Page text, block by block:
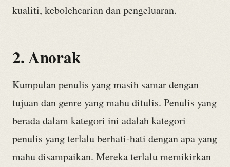
kualiti, kebolehcarian dan pengeluaran.
2. Anorak
Kumpulan penulis yang masih samar dengan
tujuan dan genre yang mahu ditulis. Penulis yang
berada dalam kategori ini adalah kategori
penulis yang terlalu berhati-hati dengan apa yang
mahu disampaikan. Mereka terlalu memikirkan